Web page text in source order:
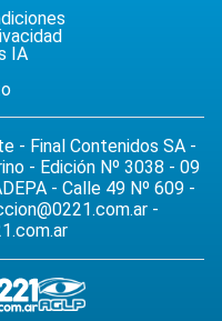
IA
- Final Contenidos SA -
- Edición Nº 3038 - 09
- Calle 49 Nº 609 -
-